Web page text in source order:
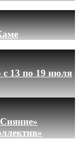
13 по 19 июля